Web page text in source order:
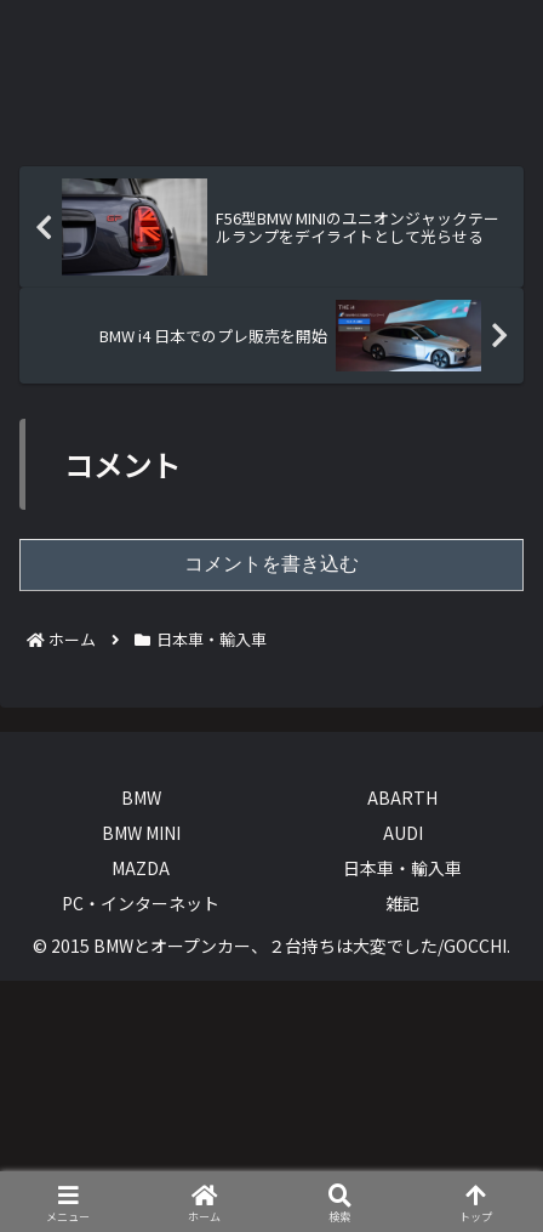
F56型BMW MINIのユニオンジャックテー
ルランプをデイライトとして光らせる
BMW i4 日本でのプレ販売を開始
コメント
コメントを書き込む
ホーム 日本車・輸入車
BMW
ABARTH
BMW MINI
AUDI
MAZDA
日本車・輸入車
PC・インターネット
雑記
© 2015 BMWとオープンカー、２台持ちは大変でした/GOCCHI.
メニュー ホーム 検索 トップ